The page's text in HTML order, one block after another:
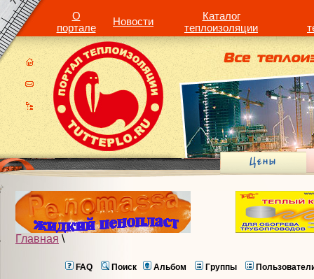
О
портале
Новости
Каталог
теплоизоляции
Главная \
FAQ Поиск Альбом Группы